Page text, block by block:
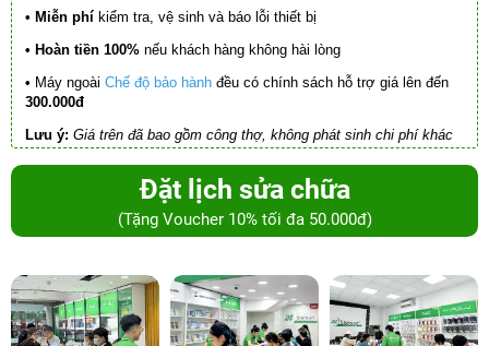
• Miễn phí kiểm tra, vệ sinh và báo lỗi thiết bị
• Hoàn tiền 100% nếu khách hàng không hài lòng
• Máy ngoài Chế độ bảo hành đều có chính sách hỗ trợ giá lên đến
300.000đ
Lưu ý: Giá trên đã bao gồm công thợ, không phát sinh chi phí khác
Đặt lịch sửa chữa
(Tặng Voucher 10% tối đa 50.000đ)